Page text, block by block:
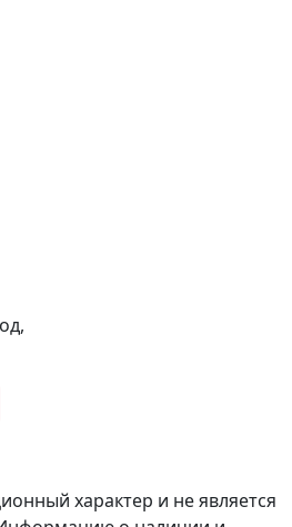
характер и не является